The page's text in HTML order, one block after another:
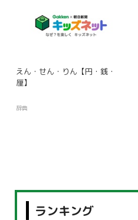
えん・せん・りん【円・銭・
厘】
辞典
ランキング